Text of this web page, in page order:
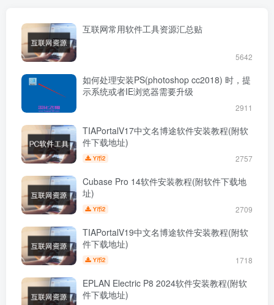
互联网常用软件工具资源汇总贴
5642
如何处理安装PS(photoshop cc2018) 时，提
示系统或者IE浏览器需要升级
2911
TIAPortalV17中文名博途软件安装教程(附软
件下载地址)
Y币2 2757
Cubase Pro 14软件安装教程(附软件下载地
址)
Y币2 2709
TIAPortalV19中文名博途软件安装教程(附软
件下载地址)
Y币2 1718
EPLAN Electric P8 2024软件安装教程(附软
件下载地址)